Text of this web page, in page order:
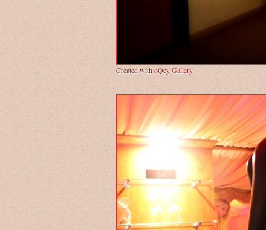
Created withoQey Gallery